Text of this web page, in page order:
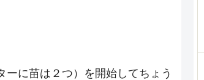
に苗は２つ）を開始してちょう